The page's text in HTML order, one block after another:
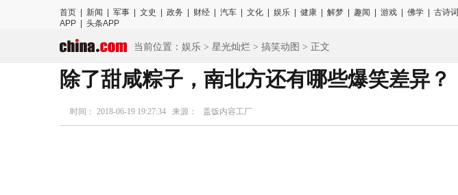
首页 新闻 军事 文史 政务 财经 汽车 文化 娱乐 健康 解梦 趣闻 游戏 佛学 古诗词
APP
头条APP
当前位置： 娱乐 > 星光灿烂 > 搞笑动图 > 正文
除了甜咸粽子，南北方还有哪些爆笑差异？
时间： 2018-06-19 19:27:34 来源： 盖饭内容工厂